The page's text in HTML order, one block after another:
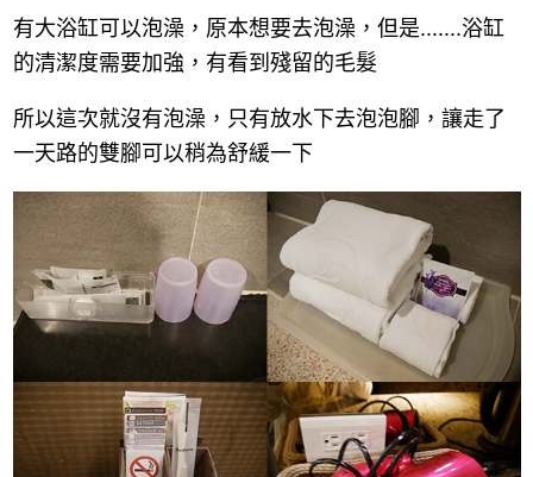
有大浴缸可以泡澡，原本想要去泡澡，但是.......浴缸
的清潔度需要加強，有看到殘留的毛髮
所以這次就沒有泡澡，只有放水下去泡泡腳，讓走了
一天路的雙腳可以稍為舒緩一下